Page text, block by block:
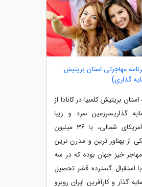
مهاجرتی استان بریتیش
گذاری)
بریتیش کلمبیا در کانادا از
گذاریسرزمین سرد و زیبا
کانادا در آمریکای شمالی، با 36 میلیون
از پهناور ترین و مدرن ترین
خیز جهان بوده که در سه
استقبال گسترده قشر تحصیل
گذار و کارآفرین ایران روبرو